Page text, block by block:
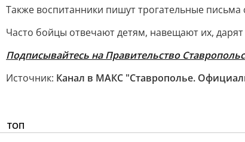
Также воспитанники пишут трогательные
Часто бойцы отвечают детям, навещают их, дарят
Подписывайтесь на Правительство
Источник: Канал в МАКС "Ставрополье.
ТОП